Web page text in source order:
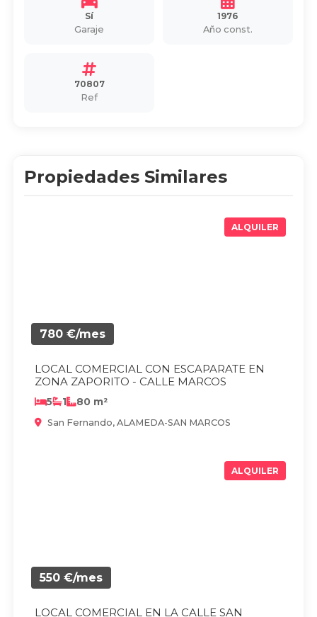
Sí
Garaje
1976
Año const.
70807
Ref
Propiedades Similares
ALQUILER
780 €/mes
LOCAL COMERCIAL CON ESCAPARATE EN
ZONA ZAPORITO - CALLE MARCOS
5 1 80 m²
San Fernando, ALAMEDA-SAN MARCOS
ALQUILER
550 €/mes
LOCAL COMERCIAL EN LA CALLE SAN